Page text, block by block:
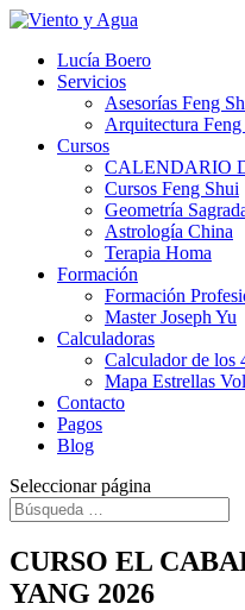
Lucía Boero
Servicios
Asesorías Feng
Arquitectura Feng
Cursos
CALENDARIO
Cursos Feng Shui
Geometría
Astrología China
Terapia Homa
Formación
Formación
Master Joseph Yu
Calculadoras
Calculador de los
Mapa Estrellas
Contacto
Pagos
Blog
Seleccionar página
CURSO EL
YANG 2026